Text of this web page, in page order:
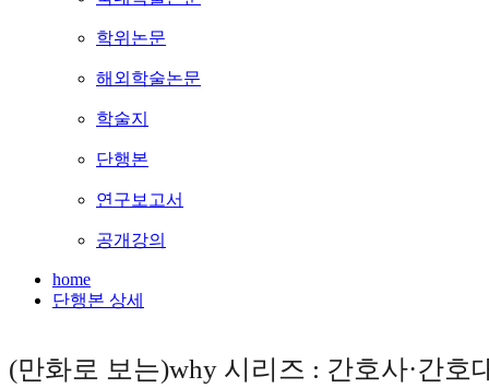
학위논문
해외학술논문
학술지
단행본
연구보고서
공개강의
home
단행본 상세
(만화로 보는)why 시리즈 : 간호사·간호